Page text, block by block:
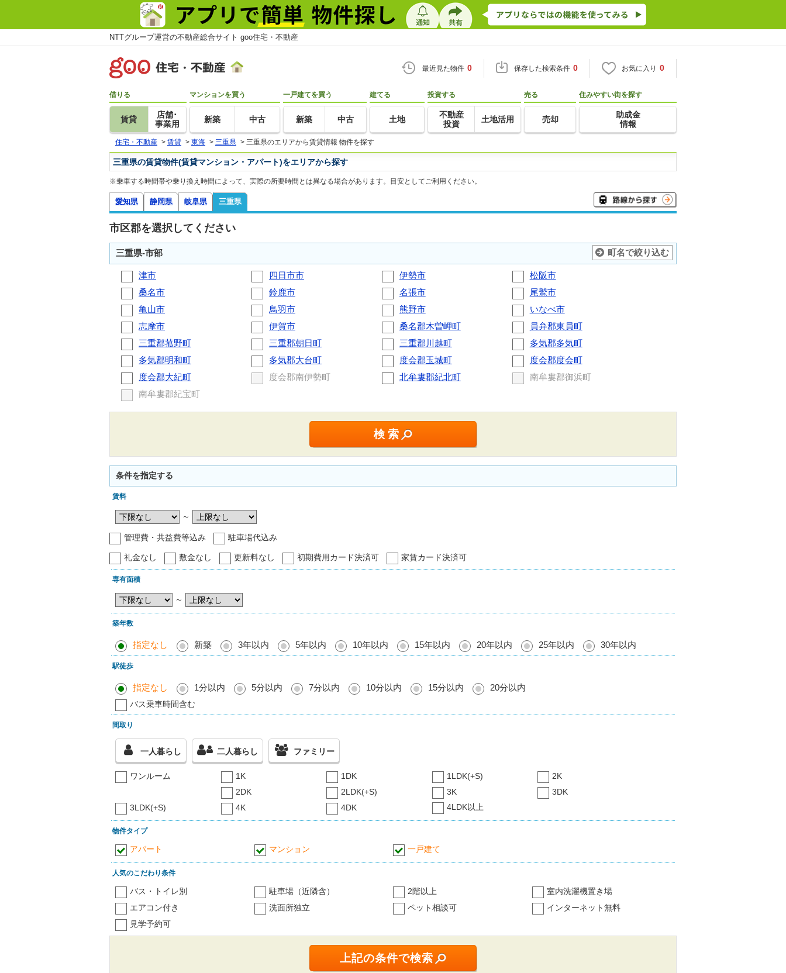
NTTグループ運営の不動産総合サイト goo住宅・不動産
最近見た物件 0 保存した検索条件 0 お気に入り 0
借りる
賃貸
店舗･
事業用
マンションを買う
新築 中古
一戸建てを買う
新築 中古
建てる
土地
投資する
不動産
投資
土地活用
売る
売却
住みやすい街を探す
助成金
情報
住宅・不動産 > 賃貸 > 東海 > 三重県 > 三重県のエリアから賃貸情報 物件を探す
三重県の賃貸物件(賃貸マンション・アパート)をエリアから探す
※乗車する時間帯や乗り換え時間によって、実際の所要時間とは異なる場合があります。目安としてご利用ください。
愛知県 静岡県 岐阜県 三重県
市区郡を選択してください
三重県-市部 町名で絞り込む
津市 四日市市 伊勢市
松阪市
桑名市
鈴鹿市 名張市
尾鷲市
亀山市
鳥羽市 熊野市
いなべ市
志摩市
伊賀市 桑名郡木曽岬町
員弁郡東員町
三重郡菰野町
三重郡朝日町 三重郡川越町
多気郡多気町
多気郡明和町
多気郡大台町 度会郡玉城町
度会郡度会町
度会郡大紀町
度会郡南伊勢町 北牟婁郡紀北町
南牟婁郡御浜町
南牟婁郡紀宝町
条件を指定する
賃料
～
管理費・共益費等込み 駐車場代込み
礼金なし 敷金なし 更新料なし 初期費用カード決済可 家賃カード決済可
専有面積
～
築年数
指定なし 新築 3年以内 5年以内 10年以内 15年以内 20年以内 25年以内 30年以内
駅徒歩
指定なし 1分以内 5分以内 7分以内 10分以内 15分以内 20分以内
バス乗車時間含む
間取り
一人暮らし 二人暮らし ファミリー
ワンルーム 1K 1DK 1LDK(+S)
2K
2DK
2LDK(+S) 3K
3DK
3LDK(+S)
4K 4DK 4LDK以上
物件タイプ
アパート マンション 一戸建て
人気のこだわり条件
バス・トイレ別 駐車場（近隣含） 2階以上
室内洗濯機置き場
エアコン付き
洗面所独立 ペット相談可
インターネット無料
見学予約可